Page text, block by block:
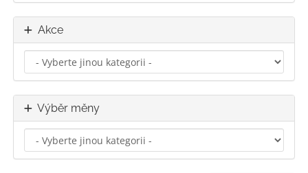
Akce
Výběr měny